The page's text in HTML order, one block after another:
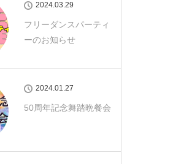
2024.03.29
フリーダンスパーティ
ーのお知らせ
2024.01.27
50周年記念舞踏晩餐会